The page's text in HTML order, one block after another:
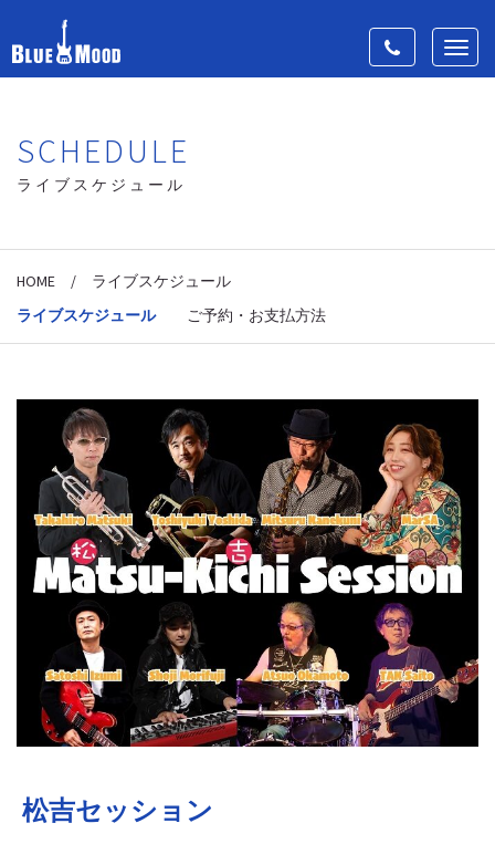
Toggle
navigation
SCHEDULE
ライブスケジュール
HOME /
ライブスケジュール
ライブスケジュール
ご予約・お支払方法
松吉セッション